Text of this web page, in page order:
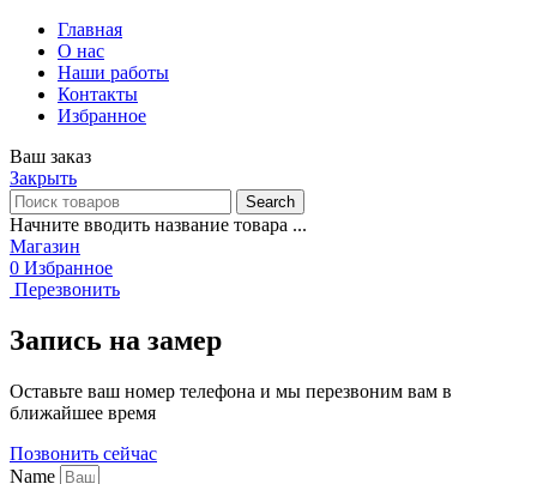
Главная
О нас
Наши работы
Контакты
Избранное
Ваш заказ
Закрыть
Search
Начните вводить название товара ...
Магазин
0 Избранное
Перезвонить
Запись на замер
Оставьте ваш номер телефона и мы перезвоним вам в
ближайшее время
Позвонить сейчас
Name